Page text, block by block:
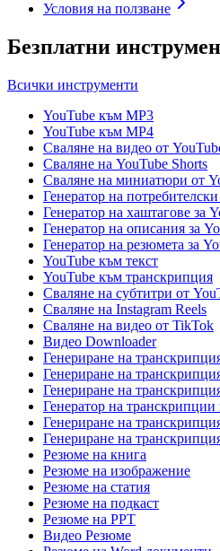
Условия на ползване
Безплатни
Всички инструменти
YouTube към MP3
YouTube към MP4
Сваляне на видео от
Сваляне на YouTube Shorts
Сваляне на миниатюри от
Генератор на
Генератор на хаштагове за
Генератор на описания за
Генератор на резюмета за
YouTube към текст
YouTube към транскрипция
Сваляне на субтитри от
Сваляне на Instagram Reels
Сваляне на видео от TikTok
Видео Downloader
Генериране на
Генериране на
Генериране на
Генератор на транскрипции
Генериране на
Генериране на
Резюме на книга
Резюме на изображение
Резюме на статия
Резюме на подкаст
Резюме на PPT
Видео Резюме